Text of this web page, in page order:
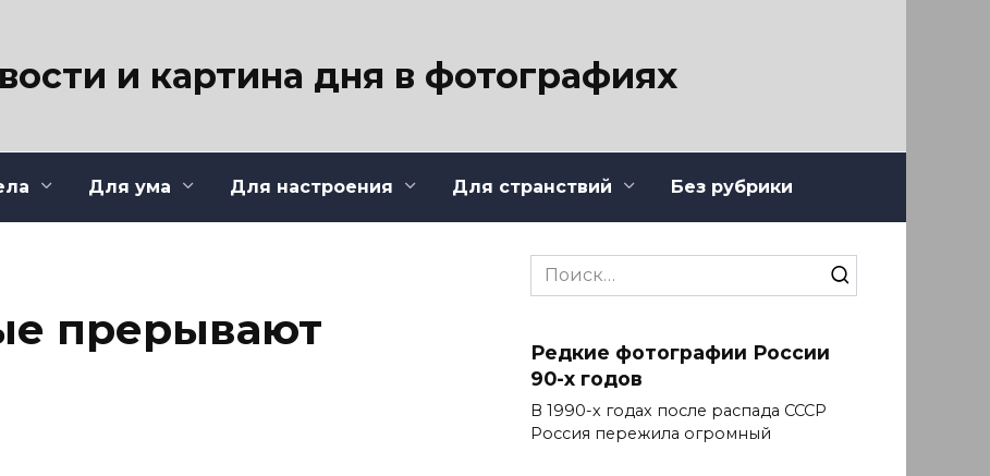
и картина дня в фотографиях
Для ума Для настроения Для странствий Без рубрики
прерывают
Search
for:
Редкие фотографии России
90-х годов
В 1990-х годах после распада СССР
Россия пережила огромный